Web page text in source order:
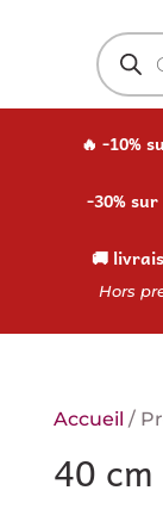
de
🔥 -10%
-30%
🚚
Hors
Accueil /
40 cm